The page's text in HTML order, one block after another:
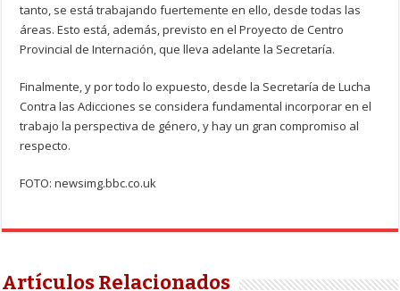
tanto, se está trabajando fuertemente en ello, desde todas las
áreas. Esto está, además, previsto en el Proyecto de Centro
Provincial de Internación, que lleva adelante la Secretaría.
Finalmente, y por todo lo expuesto, desde la Secretaría de Lucha
Contra las Adicciones se considera fundamental incorporar en el
trabajo la perspectiva de género, y hay un gran compromiso al
respecto.
FOTO: newsimg.bbc.co.uk
Artículos Relacionados